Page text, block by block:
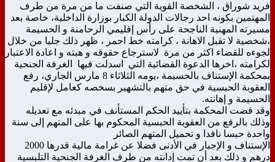
فريد شوراق ، الشخصة القوية التي صنفت ما من مرة من طرف
المهتمين بكونه احد رجالات الدولة الكبار بوزارة الداخلية، خاصة بعد
مسيرته المهنية الناجحة على رأس إقليمي الرحامنة و الحسيمة
،شخصية لا تقبل الاهانة ، كرامته خط احمر ، ظهر ذلك جليا من خلال
لجوءه للقضاء اكثر من مرة لاسترجاع حقوقه و هبته و اعادة الاعتبار
لكرامته ،اخرها الدعوة القضائية التي اسدلت فيها الغرفة الجنحية
بمحكمة الإستناف بالحسيمة ،يومه الثلاثاء 8 مارس الجاري، رفع
العقوبة الحبسية في حق متهم بالتشهير بسخصه كعامل لإقليم
الحسيمة و إهانته.
وقد قضت المحكمة بتأييد الحكم المستأنف في مبدئه مع تعديله
وذلك بالرفع من العقوبة الحبسية المحكوم بها على المتهم إلى سنة
واحدة حبسا نافدا و تحميل المتهم الصائر
الإستناف و الإجبار في الأدنى فضلا عن غرامة مالية قدرها 2000
درهم و ذلك بعد أن تمت إدانته من طرف الغرفة الجنحية التلبسية